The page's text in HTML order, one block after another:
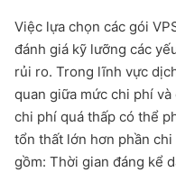
Việc lựa chọn các gói
đánh giá kỹ lưỡng các
rủi ro. Trong lĩnh vực
quan giữa mức chi phí
chi phí quá thấp có thể
tổn thất lớn hơn phần
gồm: Thời gian đáng kể